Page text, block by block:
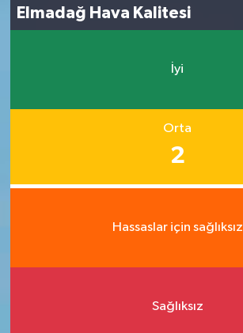
Elmadağ Hava Kalitesi
İyi
Orta
2
Hassaslar için sağlıksız
Sağlıksız